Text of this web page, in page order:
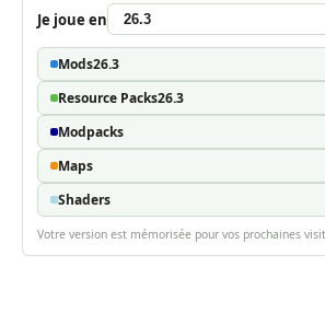
Je joue en
Mods26.3
Resource Packs26.3
Modpacks
Maps
Shaders
Votre version est mémorisée pour vos prochaines